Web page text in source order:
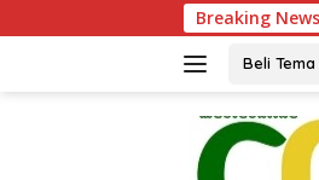
ke
Breaking News
DI TMMD ke-129: RATUSAN
Beli Tema